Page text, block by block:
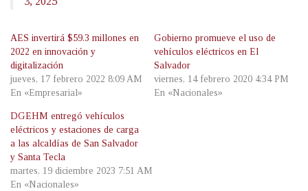
AES invertirá $59.3 millones en
2022 en innovación y
digitalización
jueves, 17 febrero 2022 8:09 AM
En «Empresarial»
Gobierno promueve el uso de
vehículos eléctricos en El
Salvador
viernes, 14 febrero 2020 4:34 PM
En «Nacionales»
DGEHM entregó vehículos
eléctricos y estaciones de carga
a las alcaldías de San Salvador
y Santa Tecla
martes, 19 diciembre 2023 7:51 AM
En «Nacionales»